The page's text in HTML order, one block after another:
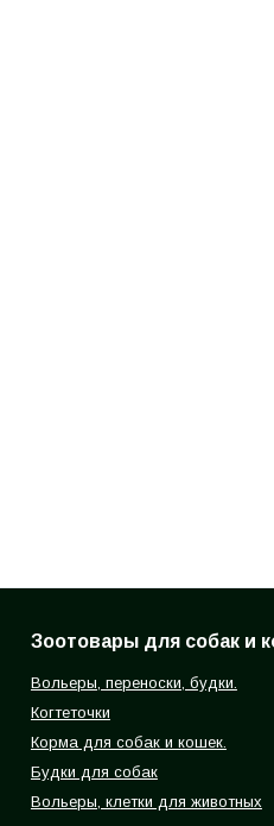
Зоотовары для собак и
Вольеры, переноски, будки.
Когтеточки
Корма для собак и кошек.
Будки для собак
Вольеры, клетки для животных